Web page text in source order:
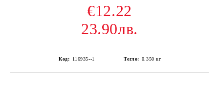
€12.22
23.90лв.
Код: 116935--1 Тегло: 0.350 кг